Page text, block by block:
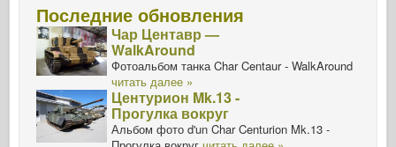
Последние обновления
Чар Центавр —
WalkAround
Фотоальбом танка Char Centaur - WalkAround
читать далее »
Центурион Mk.13 -
Прогулка вокруг
Альбом фото d'un Char Centurion Mk.13 -